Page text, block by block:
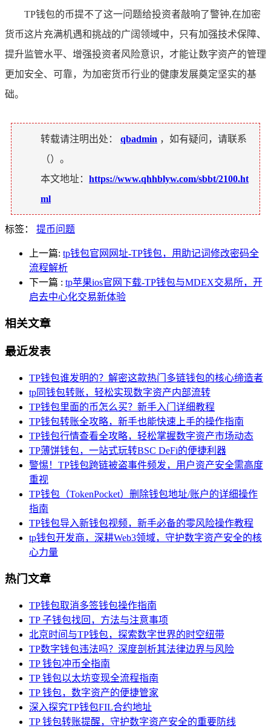
TP钱包的币提不了这一问题给投资者敲响了警钟,在加密
货币这片充满机遇和挑战的广阔领域中，只有加强技术保障、
提升监管水平、增强投资者风险意识，才能让数字资产的管理
更加安全、可靠，为加密货币行业的健康发展奠定坚实的基
础。
转载请注明出处： qbadmin ，如有疑问，请联系
（）。
本文地址： https://www.qhhblyw.com/sbbt/2100.ht
ml
标签： 提币问题
上一篇: tp钱包官网网址-TP钱包，用助记词修改密码全
流程解析
下一篇 : tp苹果ios官网下载-TP钱包与MDEX交易所，开
启去中心化交易新体验
相关文章
最近发表
TP钱包谁发明的？解密这款热门多链钱包的核心缔造者
tp同钱包转账，轻松实现数字资产内部流转
TP钱包里面的币怎么买？新手入门详细教程
TP钱包转账全攻略，新手也能快速上手的操作指南
TP钱包行情查看全攻略，轻松掌握数字资产市场动态
TP薄饼钱包，一站式玩转BSC DeFi的便捷利器
警惕！TP钱包跨链被盗事件频发，用户资产安全需高度
重视
TP钱包（TokenPocket）删除钱包地址/账户的详细操作
指南
TP钱包导入新钱包视频，新手必备的零风险操作教程
tp钱包开发商，深耕Web3领域，守护数字资产安全的核
心力量
热门文章
TP钱包取消多签钱包操作指南
TP 子钱包找回，方法与注意事项
北京时间与TP钱包，探索数字世界的时空纽带
TP数字钱包违法吗？深度剖析其法律边界与风险
TP 钱包冲币全指南
TP 钱包以太坊变现全流程指南
TP 钱包，数字资产的便捷管家
深入探究TP钱包FIL合约地址
TP 钱包转账提醒，守护数字资产安全的重要防线